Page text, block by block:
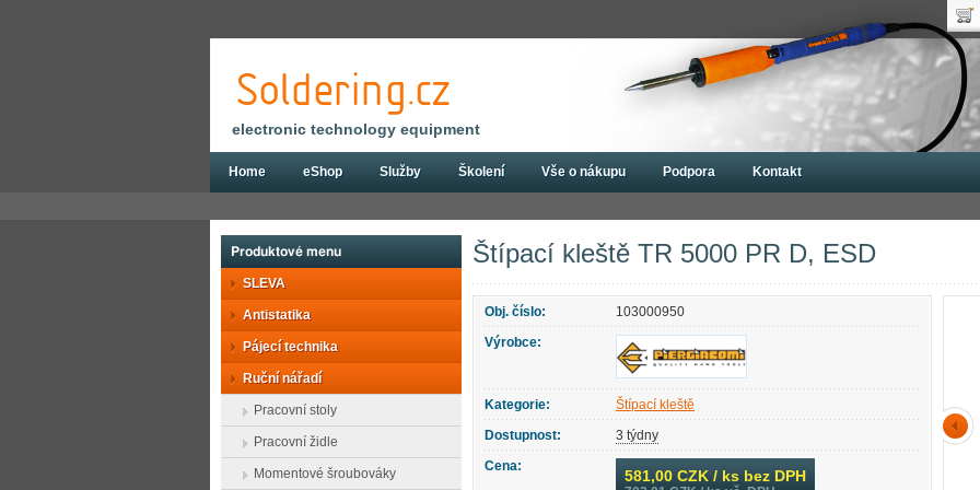
Štípací kleště TR 5000 PR D, ESD
Obj. číslo:
103000950
Výrobce:
Kategorie:
Štípací kleště
Dostupnost:
3 týdny
Cena:
581,00 CZK / ks bez DPH
Produktové menu
SLEVA
Antistatika
Pájecí technika
Ruční nářadí
Pracovní stoly
Pracovní židle
Momentové šroubováky
electronic technology equipment
Home eShop Služby Školení Vše o nákupu Podpora Kontakt